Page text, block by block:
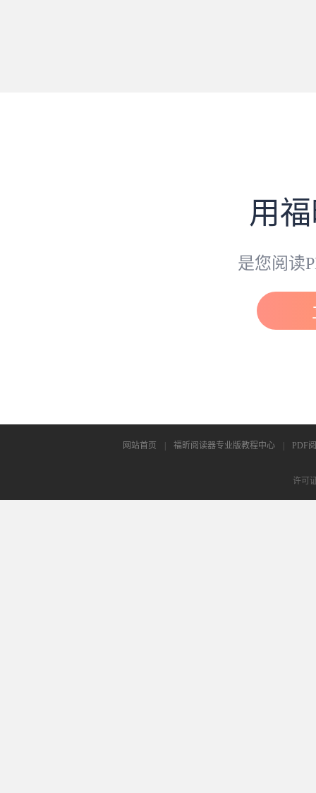
用
是您阅读
网站首页 福昕阅读器专业版教程中心 PDF
许可